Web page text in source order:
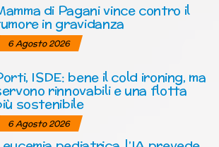
di Pagani vince contro il
in gravidanza
6 Agosto 2026
ISDE: bene il cold ironing, ma
rinnovabili e una flotta
sostenibile
6 Agosto 2026